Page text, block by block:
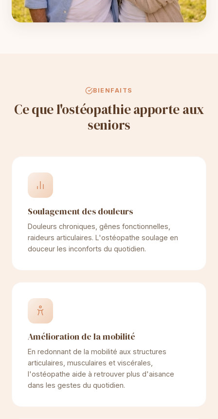
BIENFAITS
Ce que l'ostéopathie apporte aux
seniors
Soulagement des douleurs
Douleurs chroniques, gênes fonctionnelles,
raideurs articulaires. L'ostéopathe soulage en
douceur les inconforts du quotidien.
Amélioration de la mobilité
En redonnant de la mobilité aux structures
articulaires, musculaires et viscérales,
l'ostéopathe aide à retrouver plus d'aisance
dans les gestes du quotidien.